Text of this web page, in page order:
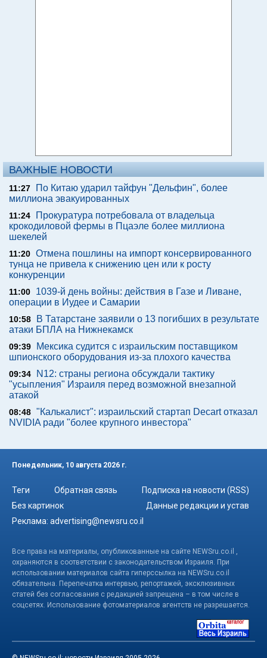
ВАЖНЫЕ НОВОСТИ
11:27
По Китаю ударил тайфун "Дельфин", более
миллиона эвакуированных
11:24
Прокуратура потребовала от владельца
крокодиловой фермы в Пцаэле более миллиона
шекелей
11:20 Отмена пошлины на импорт консервированного
тунца не привела к снижению цен или к росту
конкуренции
11:00
1039-й день войны: действия в Газе и Ливане,
операции в Иудее и Самарии
10:58
В Татарстане заявили о 13 погибших в результате
атаки БПЛА на Нижнекамск
09:39
Мексика судится с израильским поставщиком
шпионского оборудования из-за плохого качества
09:34
N12: страны региона обсуждали тактику
"усыпления" Израиля перед возможной внезапной
атакой
08:48 "Калькалист": израильский стартап Decart отказал
NVIDIA ради "более крупного инвестора"
Понедельник, 10 августа 2026 г.
Теги Обратная связь
Подписка на новости (RSS)
Без картинок
Данные редакции и устав
Реклама: advertising@newsru.co.il
Все права на материалы, опубликованные на сайте NEWSru.co.il ,
охраняются в соответствии с законодательством Израиля. При
использовании материалов сайта гиперссылка на NEWSru.co.il
обязательна. Перепечатка интервью, репортажей, эксклюзивных
статей без согласования с редакцией запрещена – в том числе в
соцсетях. Использование фотоматериалов агентств не разрешается.